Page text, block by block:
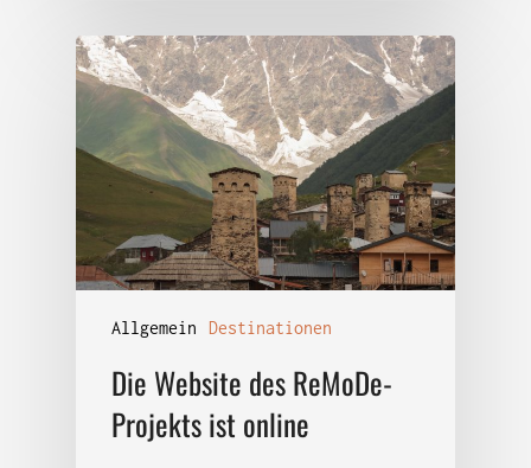
Allgemein Destinationen
Die Website des ReMoDe-
Projekts ist online